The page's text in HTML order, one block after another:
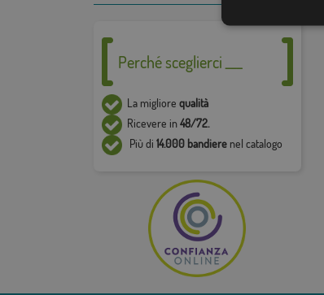
Perché sceglierci ___
La migliore qualità
Ricevere in48/72.
Più di 14.000 bandierenel catalogo